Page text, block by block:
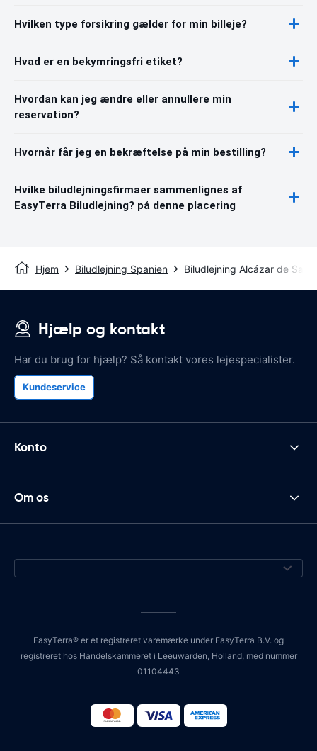
Hvilken type forsikring gælder for min billeje?
Hvad er en bekymringsfri etiket?
Hvordan kan jeg ændre eller annullere min
reservation?
Hvornår får jeg en bekræftelse på min bestilling?
Hvilke biludlejningsfirmaer sammenlignes af
EasyTerra Biludlejning? på denne placering
Hjem Biludlejning Spanien Biludlejning Alcázar de San
Hjælp og kontakt
Har du brug for hjælp? Så kontakt vores lejespecialister.
Kundeservice
Konto
Om os
EasyTerra® er et registreret varemærke under EasyTerra B.V. og
registreret hos Handelskammeret i Leeuwarden, Holland, med nummer
01104443